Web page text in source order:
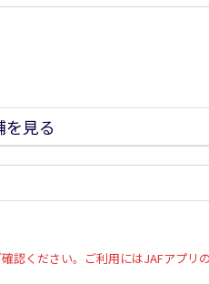
を見る
認ください。ご利用にはJAFアプリ